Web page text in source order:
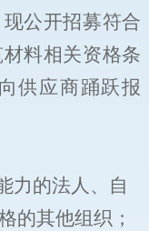
现公开招募符合
料相关资格条
供应商踊跃报
力的法人、自
的其他组织；